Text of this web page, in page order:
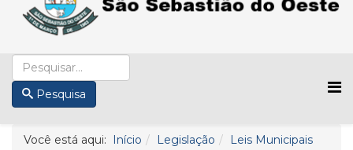
Pesquisa
Você está aqui: Início Legislação
Leis Municipais